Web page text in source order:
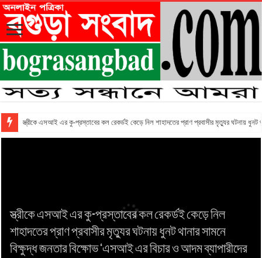
স্ত্রীকে এসআই এর কু-প্রস্তাবের কল রেকর্ডই কেড়ে নিল শাহাদতের প্রাণ প্রবাসীর মৃত্যুর ঘটনায় ধুনট
স্ত্রীকে এসআই এর কু-প্রস্তাবের কল রেকর্ডই কেড়ে নিল
শাহাদতের প্রাণ প্রবাসীর মৃত্যুর ঘটনায় ধুনট থানার সামনে
বিক্ষুদ্ধ জনতার বিক্ষোভ ‘এসআই এর বিচার ও আদম ব্যাপারীদের
ইয়াকুবিয়া বালিকা উচ্চ বিদ্যালয় ও কলেজে বার্ষিক ক্রীড়া
রাজশাহী বিভাগের ইউ পি চেয়ারম্যান ও মেম্বার
অ্যাসোসিয়েশনের সাংগঠনিক সম্পাদক হলেন কাহালুর প্যানেল
জুলাই গণঅভ্যুত্থান দিবসে ইসলামিক স্টাডিজ গ্রুপের দোয়া
গ্যাস সংকট, বিদ্যুৎ ও দ্রব্যমূল্যের ঊর্ধ্বগতির প্রতিবাদে বগুড়ায়